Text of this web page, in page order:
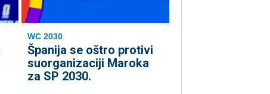
WC 2030
Španija se oštro protivi
suorganizaciji Maroka
za SP 2030.